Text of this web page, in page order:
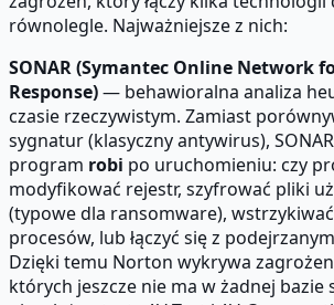
równolegle. Najważniejsze z nich:
SONAR (Symantec Online Network
Response)— behawioralna analiza
czasie rzeczywistym. Zamiast
sygnatur (klasyczny antywirus),
program robi po uruchomieniu: czy
modyfikować rejestr, szyfrować pliki
(typowe dla ransomware),
procesów, lub łączyć się z
Dzięki temu Norton wykrywa
których jeszcze nie ma w żadnej